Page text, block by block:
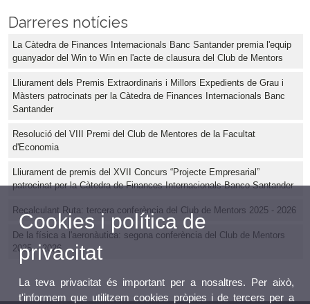
Darreres notícies
La Càtedra de Finances Internacionals Banc Santander premia l'equip
guanyador del Win to Win en l'acte de clausura del Club de Mentors
Lliurament dels Premis Extraordinaris i Millors Expedients de Grau i
Màsters patrocinats per la Càtedra de Finances Internacionals Banc
Santander
Resolució del VIII Premi del Club de Mentores de la Facultat
d'Economia
Lliurament de premis del XVII Concurs “Projecte Empresarial”
patrocinat per la Càtedra de Finances Internacionals-Banco Santander
Recalculant Ruta: tercera conferència del Club de Mentors 2025 - 2026
De la física a l'aeronàutica: segona conferència del Club de Mentors
2025 – 2026
Cookies i política de
privacitat
La teva privacitat és important per a nosaltres. Per això,
t'informem que utilitzem cookies pròpies i de tercers per a